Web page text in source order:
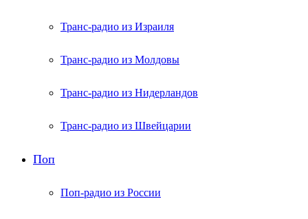
Транс-радио из Израиля
Транс-радио из Молдовы
Транс-радио из Нидерландов
Транс-радио из Швейцарии
Поп
Поп-радио из России